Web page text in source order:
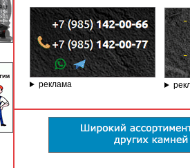
реклама